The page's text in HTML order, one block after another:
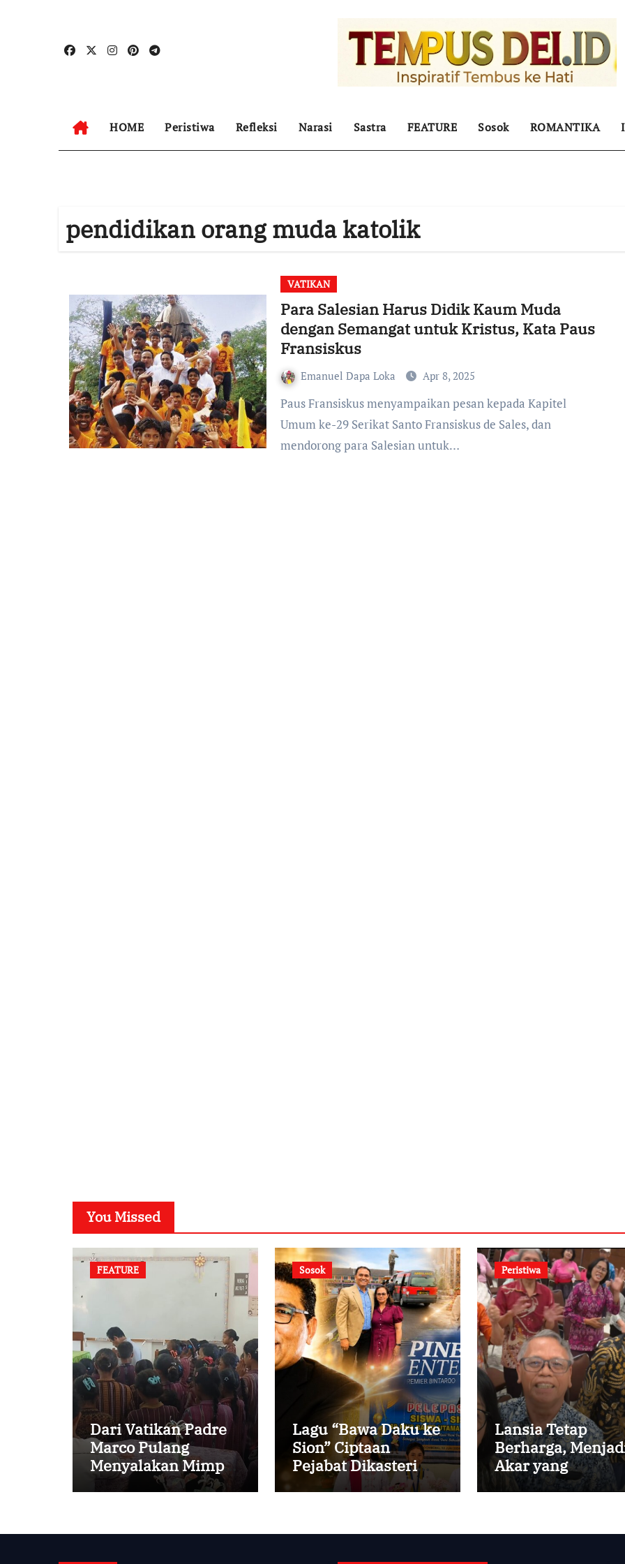
HOME Peristiwa Refleksi Narasi Sastra FEATURE Sosok ROMANTIKA
pendidikan orang muda katolik
VATIKAN
Para Salesian Harus Didik Kaum Muda
dengan Semangat untuk Kristus, Kata Paus
Fransiskus
Emanuel Dapa Loka Apr 8, 2025
Paus Fransiskus menyampaikan pesan kepada Kapitel
Umum ke-29 Serikat Santo Fransiskus de Sales, dan
mendorong para Salesian untuk…
You Missed
FEATURE
Dari Vatikan Padre
Marco Pulang
Menyalakan Mimpi
Anak-anak Desa
Sosok
Lagu “Bawa Daku ke
Sion” Ciptaan
Pejabat Dikasteri
Vatikan, Peraih
Peristiwa
Lansia Tetap
Berharga,
Akar yang
Menghidupi